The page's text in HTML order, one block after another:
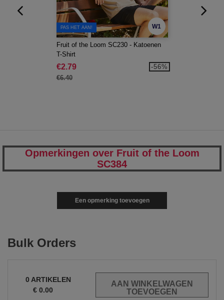
W1
PAS HET AAN!
Fruit of the Loom SC230 - Katoenen
T-Shirt
€2.79
€6.40
-56%
Opmerkingen over Fruit of the Loom
SC384
Een opmerking toevoegen
Bulk Orders
0 ARTIKELEN
€ 0.00